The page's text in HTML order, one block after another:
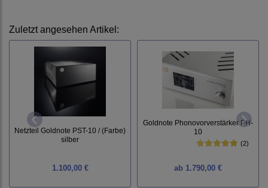
Zuletzt angesehen Artikel:
Netzteil Goldnote PST-10 / (Farbe)
silber
1.100,00 €
Goldnote Phonovorverstärker PH-
10
(2)
ab 1.790,00 €